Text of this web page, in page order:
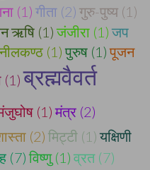
(1) गीता (2) गुरु-पुष्य (1)
ऋषि (1) जंजीरा (1) जप
नीलकण्ठ (1) पुरुष (1) पूजन
(1) ब्रह्मवैवर्त
(1) मंत्र (2)
(2) मिट्टी (1) यक्षिणी
(7) विष्णु (1) व्रत (7)